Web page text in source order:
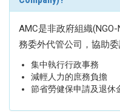
AMC是非政府組織
務委外代管公司，協助
集中執行行政事務
減輕人力的庶務負擔
節省勞健保申請及退休